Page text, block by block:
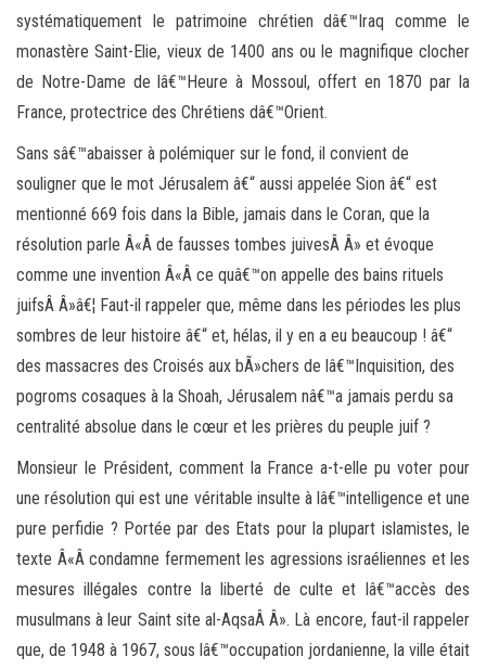
systématiquement le patrimoine chrétien dâ€™Iraq comme le
monastère Saint-Elie, vieux de 1400 ans ou le magnifique clocher
de Notre-Dame de lâ€™Heure à Mossoul, offert en 1870 par la
France, protectrice des Chrétiens dâ€™Orient.
Sans sâ€™abaisser à polémiquer sur le fond, il convient de
souligner que le mot Jérusalem â€“ aussi appelée Sion â€“ est
mentionné 669 fois dans la Bible, jamais dans le Coran, que la
résolution parle Â«Â de fausses tombes juivesÂ Â» et évoque
comme une invention Â«Â ce quâ€™on appelle des bains rituels
juifsÂ Â»â€¦ Faut-il rappeler que, même dans les périodes les plus
sombres de leur histoire â€“ et, hélas, il y en a eu beaucoup ! â€“
des massacres des Croisés aux bÃ»chers de lâ€™Inquisition, des
pogroms cosaques à la Shoah, Jérusalem nâ€™a jamais perdu sa
centralité absolue dans le cœur et les prières du peuple juif ?
Monsieur le Président, comment la France a-t-elle pu voter pour
une résolution qui est une véritable insulte à lâ€™intelligence et une
pure perfidie ? Portée par des Etats pour la plupart islamistes, le
texte Â«Â condamne fermement les agressions israéliennes et les
mesures illégales contre la liberté de culte et lâ€™accès des
musulmans à leur Saint site al-AqsaÂ Â». Là encore, faut-il rappeler
que, de 1948 à 1967, sous lâ€™occupation jordanienne, la ville était